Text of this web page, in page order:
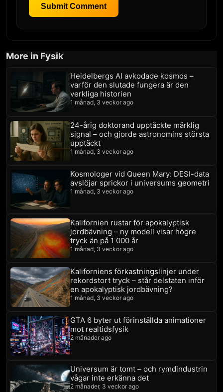
Submit Comment
More in Fysik
Heidelbergs AI avkodade kosmos –
varför den slutade fungera är den
verkliga historien
1 månad, 3 veckor ago
24-årig doktorand upptäckte märklig
signal – och gjorde astronomins största
upptäckt
1 månad, 3 veckor ago
Kosmologer vid Queen Mary: DESI-data
avslöjar sprickor i universums geometri
1 månad, 3 veckor ago
Kalifornien rustar för apokalyptisk
jordbävning – ny modell visar högre
tryck än på 1 000 år
1 månad, 3 veckor ago
Kaliforniens förkastningslinjer under
rekordstort tryck – står delstaten inför
en apokalyptisk jordbävning?
1 månad, 3 veckor ago
GTA 6 byter ut förinställda animationer
mot realtidsfysik
2 månader ago
Universum är tomt – och rymdindustrin
vågar inte erkänna det
2 månader, 3 veckor ago